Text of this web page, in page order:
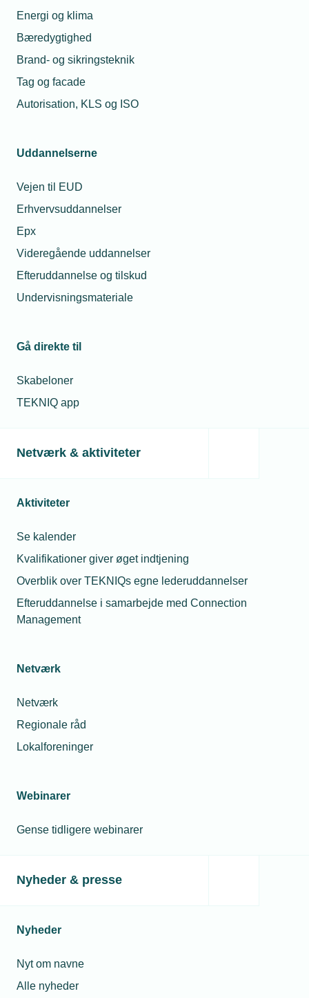
Energi og klima
Bæredygtighed
Brand- og sikringsteknik
Tag og facade
Autorisation, KLS og ISO
Uddannelserne
Vejen til EUD
Erhvervsuddannelser
Epx
Videregående uddannelser
Efteruddannelse og tilskud
Undervisningsmateriale
Gå direkte til
Skabeloner
TEKNIQ app
Netværk & aktiviteter
Aktiviteter
Se kalender
Kvalifikationer giver øget indtjening
Overblik over TEKNIQs egne lederuddannelser
Efteruddannelse i samarbejde med Connection
Management
Netværk
Netværk
Regionale råd
Lokalforeninger
Webinarer
Gense tidligere webinarer
Nyheder & presse
Nyheder
Nyt om navne
Alle nyheder